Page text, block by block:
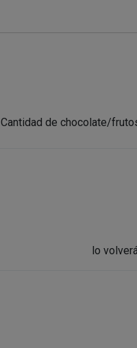
Cantidad de chocolate/
lo